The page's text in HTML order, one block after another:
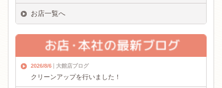
お店一覧へ
2026/8/6 大館店ブログ
クリーンアップを行いました！